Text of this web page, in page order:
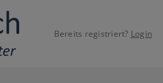
Bereits registriert? Login